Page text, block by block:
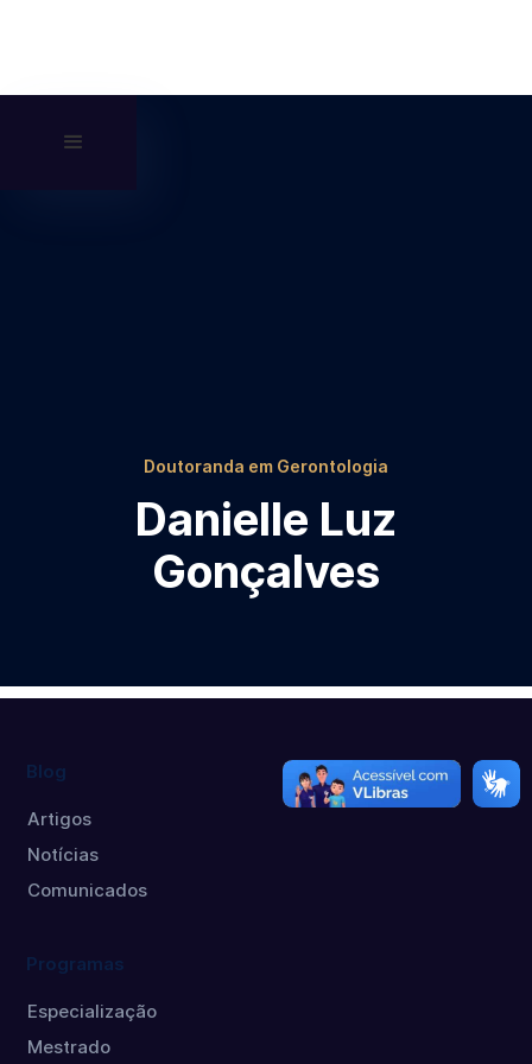
Doutoranda em Gerontologia
Danielle Luz
Gonçalves
Blog
Artigos
Notícias
Comunicados
Programas
Especialização
Mestrado